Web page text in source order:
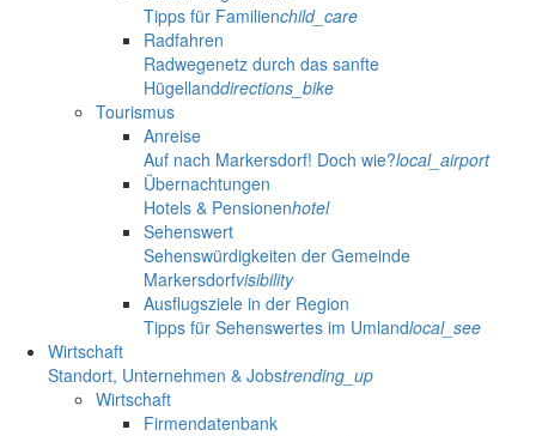
Tipps für Familienchild_care
Radfahren
Radwegenetz durch das sanfte
Hügellanddirections_bike
Tourismus
Anreise
Auf nach Markersdorf! Doch wie?local_airport
Übernachtungen
Hotels & Pensionenhotel
Sehenswert
Sehenswürdigkeiten der Gemeinde
Markersdorfvisibility
Ausflugsziele in der Region
Tipps für Sehenswertes im Umlandlocal_see
Wirtschaft
Standort, Unternehmen & Jobstrending_up
Wirtschaft
Firmendatenbank